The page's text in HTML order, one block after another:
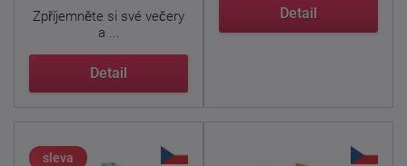
Zpříjemněte si své večery
a ...
Detail
Detail
sleva